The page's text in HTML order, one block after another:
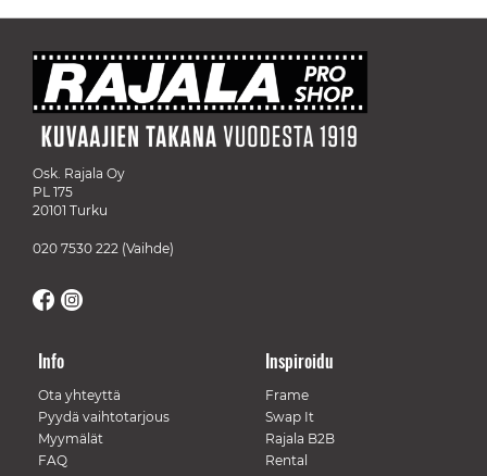
Osk. Rajala Oy
PL 175
20101 Turku
020 7530 222 (Vaihde)
Info
Ota yhteyttä
Pyydä vaihtotarjous
Myymälät
FAQ
Inspiroidu
Frame
Swap It
Rajala B2B
Rental